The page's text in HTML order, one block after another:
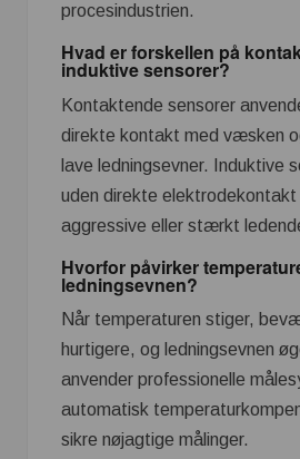
procesindustrien.
Hvad er forskellen på
induktive sensorer?
Kontaktende sensorer
direkte kontakt med væsken
lave ledningsevner. Induktive
uden direkte elektrodekontakt
aggressive eller stærkt
Hvorfor påvirker
ledningsevnen?
Når temperaturen stiger,
hurtigere, og ledningsevnen
anvender professionelle
automatisk
sikre nøjagtige målinger.